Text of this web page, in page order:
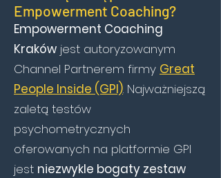
Empowerment Coaching?
Empowerment Coaching
Kraków jest autoryzowanym
Channel Partnerem firmy Great
People Inside (GPI). Najważniejszą
zaletą testów
psychometrycznych
oferowanych na platformie GPI
jest niezwykle bogaty zestaw